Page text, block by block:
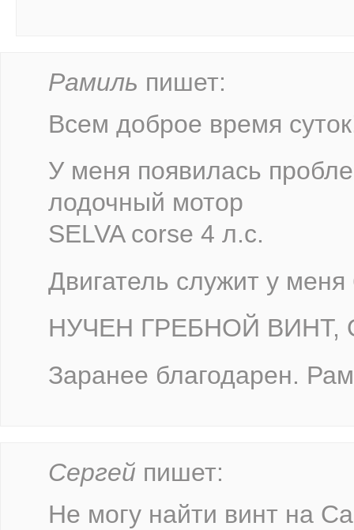
Рамиль пишет:
Всем доброе время
У меня появилась
лодочный мотор
SELVA corse 4 л.с.
Двигатель служит у меня
НУЧЕН ГРЕБНОЙ ВИНТ,
Заранее благодарен.
Сергей пишет:
Не могу найти винт на